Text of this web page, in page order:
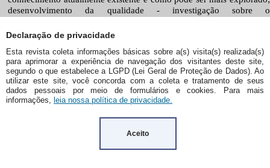
Declaração de privacidade
Esta revista coleta informações básicas sobre a(s) visita(s) realizada(s)
para aprimorar a experiência de navegação dos visitantes deste site,
segundo o que estabelece a LGPD (Lei Geral de Proteção de Dados). Ao
utilizar este site, você concorda com a coleta e tratamento de seus
dados pessoais por meio de formulários e cookies. Para mais
informações, leia nossa política de privacidade.
Aceito